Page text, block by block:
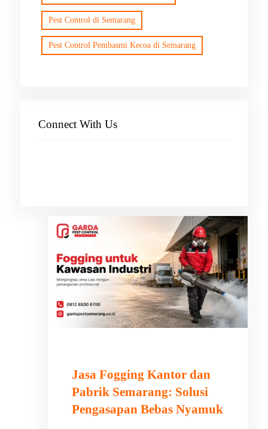
Pest Control di Semarang
Pest Control Pembasmi Kecoa di Semarang
Connect With Us
Jasa Fogging Kantor dan
Pabrik Semarang: Solusi
Pengasapan Bebas Nyamuk